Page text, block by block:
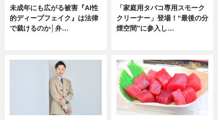
未成年にも広がる被害『AI性
的ディープフェイク』は法律
で裁けるのか│弁…
「家庭用タバコ専用スモーク
クリーナー」登場！“最後の分
煙空間”に参入し…